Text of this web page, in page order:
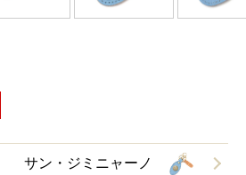
サン・ジミニャーノ